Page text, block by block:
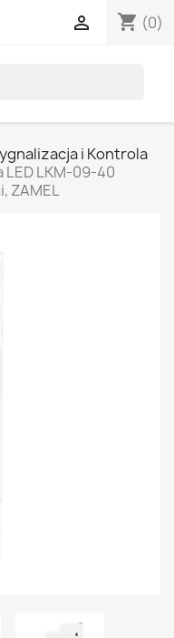
shopping_cart (0)

i Kontrola
LKM-09-40
ZAMEL